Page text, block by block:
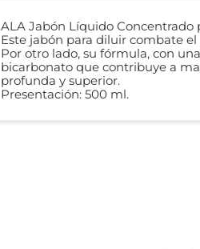
ALA Jabón Líquido
Este jabón para diluir combate
Por otro lado, su fórmula, con
bicarbonato que contribuye a
profunda y superior.
Presentación: 500 ml.